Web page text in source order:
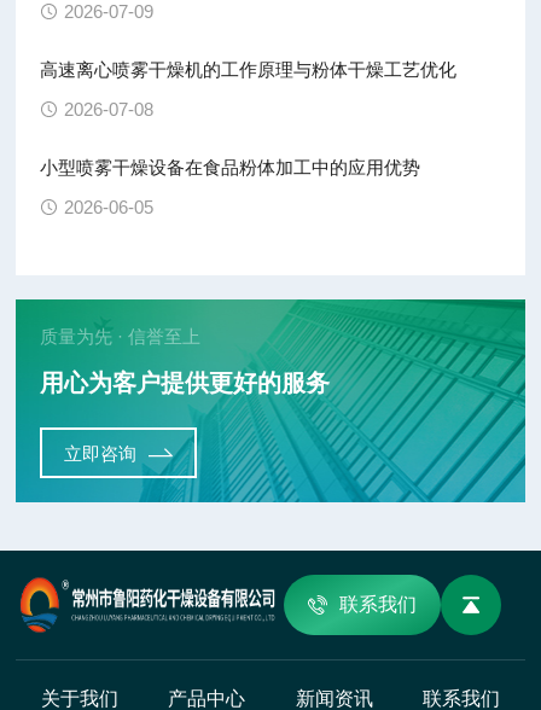
2026-07-09
高速离心喷雾干燥机的工作原理与粉体干燥工艺优化
2026-07-08
小型喷雾干燥设备在食品粉体加工中的应用优势
2026-06-05
质量为先 · 信誉至上
用心为客户提供更好的服务
立即咨询
联系我们
关于我们 产品中心 新闻资讯 联系我们